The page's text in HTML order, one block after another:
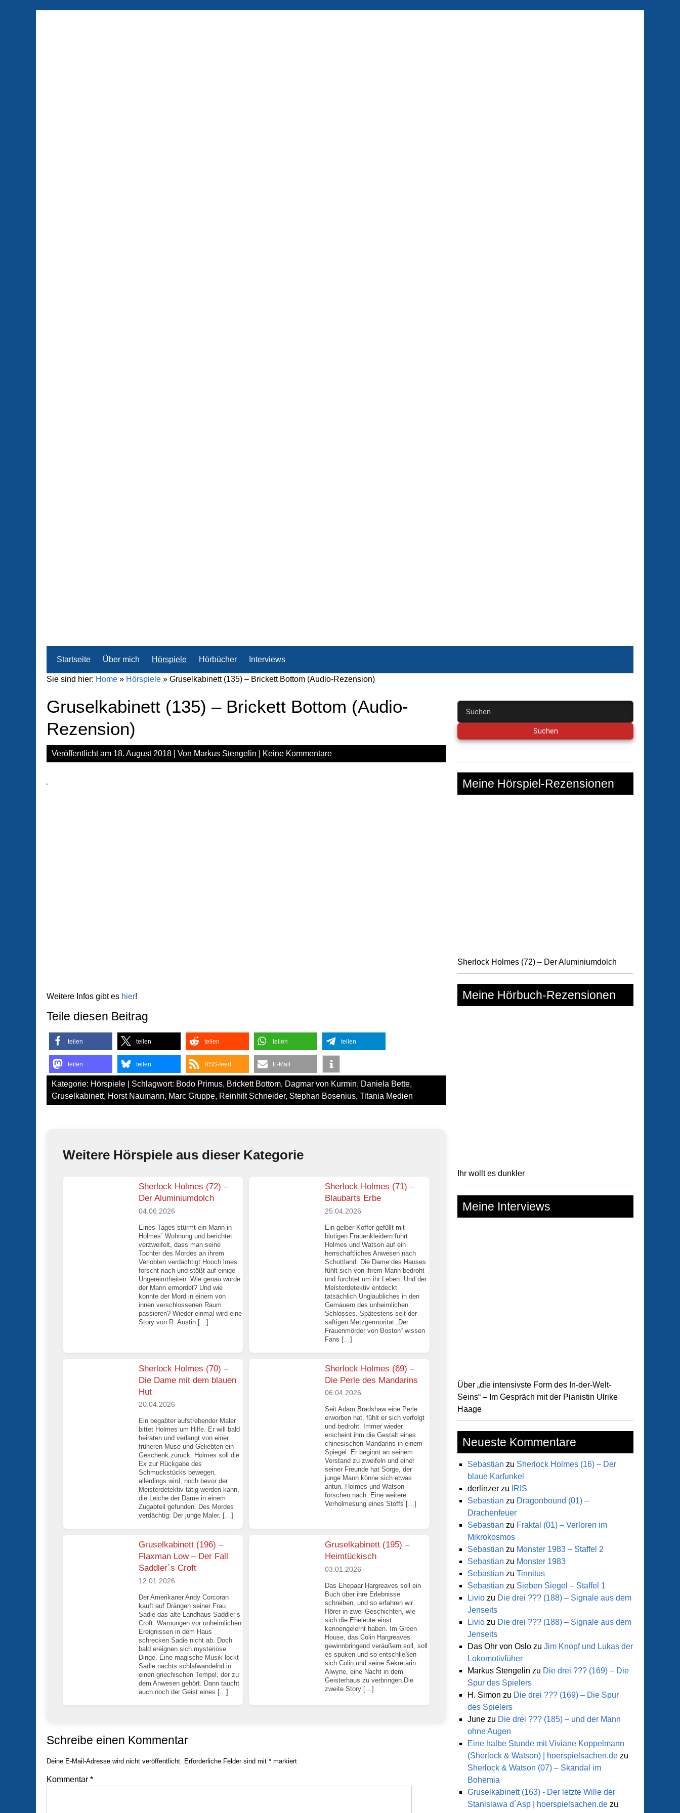
Startseite Über mich Hörspiele Hörbücher Interviews
Sie sind hier: Home » Hörspiele » Gruselkabinett (135) – Brickett Bottom (Audio-Rezension)
Gruselkabinett (135) – Brickett Bottom (Audio-
Rezension)
Veröffentlicht am 18. August 2018 | Von Markus Stengelin Keine Kommentare
Weitere Infos gibt es hier!
Teile diesen Beitrag
teilen teilen teilen teilen teilen
teilen teilen RSS-feed E-Mail
Kategorie: Hörspiele | Schlagwort: Bodo Primus, Brickett Bottom, Dagmar von Kurmin, Daniela Bette,
Gruselkabinett, Horst Naumann, Marc Gruppe, Reinhilt Schneider, Stephan Bosenius, Titania Medien
Weitere Hörspiele aus dieser Kategorie
Sherlock Holmes (72) –
Der Aluminiumdolch
04.06.2026
Eines Tages stürmt ein Mann in
Holmes´ Wohnung und berichtet
verzweifelt, dass man seine
Tochter des Mordes an ihrem
Verlobten verdächtigt.Hooch lmes
forscht nach und stößt auf einige
Ungereimtheiten. Wie genau wurde
der Mann ermordet? Und wie
konnte der Mord in einem von
innen verschlossenen Raum
passieren? Wieder einmal wird eine
Story von R. Austin […]
Sherlock Holmes (71) –
Blaubarts Erbe
25.04.2026
Ein gelber Koffer gefüllt mit
blutigen Frauenkleidern führt
Holmes und Watson auf ein
herrschaftliches Anwesen nach
Schottland. Die Dame des Hauses
fühlt sich von ihrem Mann bedroht
und fürchtet um ihr Leben. Und der
Meisterdetektiv entdeckt
tatsächlich Unglaubliches in den
Gemäuern des unheimlichen
Schlosses. Spätestens seit der
saftigen Metzgermoritat „Der
Frauenmörder von Boston“ wissen
Fans […]
Sherlock Holmes (70) –
Die Dame mit dem blauen
Hut
20.04.2026
Ein begabter aufstrebender Maler
bittet Holmes um Hilfe. Er will bald
heiraten und verlangt von einer
früheren Muse und Geliebten ein
Geschenk zurück. Holmes soll die
Ex zur Rückgabe des
Schmuckstücks bewegen,
allerdings wird, noch bevor der
Meisterdetektiv tätig werden kann,
die Leiche der Dame in einem
Zugabteil gefunden. Des Mordes
verdächtig: Der junge Maler. […]
Sherlock Holmes (69) –
Die Perle des Mandarins
06.04.2026
Seit Adam Bradshaw eine Perle
erworben hat, fühlt er sich verfolgt
und bedroht. Immer wieder
erscheint ihm die Gestalt eines
chinesischen Mandarins in einem
Spiegel. Er beginnt an seinem
Verstand zu zweifeln und einer
seiner Freunde hat Sorge, der
junge Mann könne sich etwas
antun. Holmes und Watson
forschen nach. Eine weitere
Verholmesung eines Stoffs […]
Gruselkabinett (196) –
Flaxman Low – Der Fall
Saddler´s Croft
12.01.2026
Der Amerikaner Andy Corcoran
kauft auf Drängen seiner Frau
Sadie das alte Landhaus Saddler’s
Croft. Warnungen vor unheimlichen
Ereignissen in dem Haus
schrecken Sadie nicht ab. Doch
bald ereignen sich mysteriöse
Dinge. Eine magische Musik lockt
Sadie nachts schlafwandelnd in
einen griechischen Tempel, der zu
dem Anwesen gehört. Dann taucht
auch noch der Geist eines […]
Gruselkabinett (195) –
Heimtückisch
03.01.2026
Das Ehepaar Hargreaves soll ein
Buch über ihre Erlebnisse
schreiben, und so erfahren wir
Hörer in zwei Geschichten, wie
sich die Eheleute einst
kennengelernt haben. Im Green
House, das Colin Hargreaves
gewinnbringend veräußern soll, soll
es spuken und so entschließen
sich Colin und seine Sekretärin
Alwyne, eine Nacht in dem
Geisterhaus zu verbringen.Die
zweite Story […]
Schreibe einen Kommentar
Deine E-Mail-Adresse wird nicht veröffentlicht. Erforderliche Felder sind mit * markiert
Kommentar *
Suchen
nach:
Meine Hörspiel-Rezensionen
Sherlock Holmes (72) – Der Aluminiumdolch
Meine Hörbuch-Rezensionen
Ihr wollt es dunkler
Meine Interviews
Über „die intensivste Form des In-der-Welt-
Seins“ – Im Gespräch mit der Pianistin Ulrike
Haage
Neueste Kommentare
Sebastian zu Sherlock Holmes (16) – Der
blaue Karfunkel
derlinzer zu
IRIS
Sebastian zu Dragonbound (01) –
Drachenfeuer
Sebastian zu Fraktal (01) – Verloren im
Mikrokosmos
Sebastian zu Monster 1983 – Staffel 2
Sebastian zu Monster 1983
Sebastian zu Tinnitus
Sebastian zu Sieben Siegel – Staffel 1
Livio zu Die drei ??? (188) – Signale aus dem
Jenseits
Livio zu Die drei ??? (188) – Signale aus dem
Jenseits
Das Ohr von Oslo zu Jim Knopf und Lukas der
Lokomotivfüher
Markus Stengelin zu Die drei ??? (169) – Die
Spur des Spielers
H. Simon zu Die drei ??? (169) – Die Spur
des Spielers
June zu Die drei ??? (185) – und der Mann
ohne Augen
Eine halbe Stunde mit Viviane Koppelmann
(Sherlock & Watson) | hoerspielsachen.de zu
Sherlock & Watson (07) – Skandal im
Bohemia
Gruselkabinett (163) - Der letzte Wille der
Stanislawa d´Asp | hoerspielsachen.de zu